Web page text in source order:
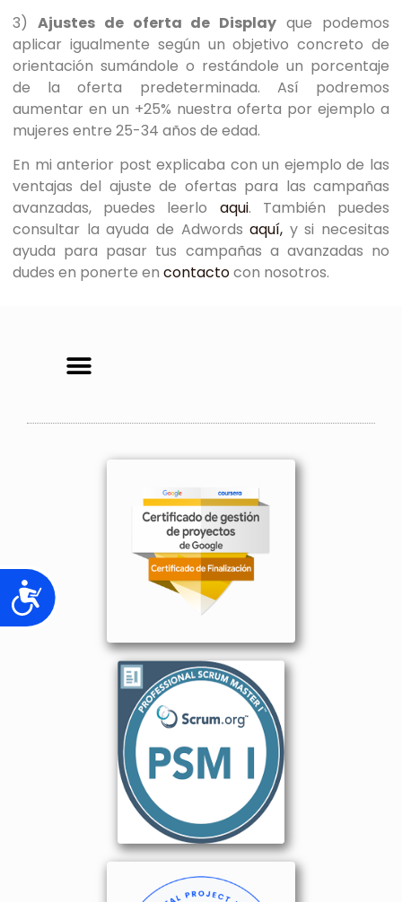
Accesibilidad
3) Ajustes de oferta de Display que podemos
aplicar igualmente según un objetivo concreto de
orientación sumándole o restándole un porcentaje
de la oferta predeterminada. Así podremos
aumentar en un +25% nuestra oferta por ejemplo a
mujeres entre 25-34 años de edad.
En mi anterior post explicaba con un ejemplo de las
ventajas del ajuste de ofertas para las campañas
avanzadas, puedes leerlo aqui. También puedes
consultar la ayuda de Adwords aquí, y si necesitas
ayuda para pasar tus campañas a avanzadas no
dudes en ponerte en contactocon nosotros.